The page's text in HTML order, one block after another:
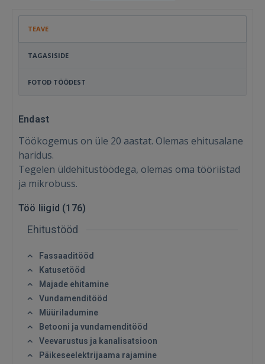
TEAVE
TAGASISIDE
FOTOD TÖÖDEST
Endast
Töökogemus on üle 20 aastat. Olemas ehitusalane
haridus.
Tegelen üldehitustöödega, olemas oma tööriistad
ja mikrobuss.
Töö liigid (176)
Ehitustööd
Fassaaditööd
Katusetööd
Majade ehitamine
Vundamenditööd
Müüriladumine
Betooni ja vundamenditööd
Veevarustus ja kanalisatsioon
Päikeseelektrijaama rajamine